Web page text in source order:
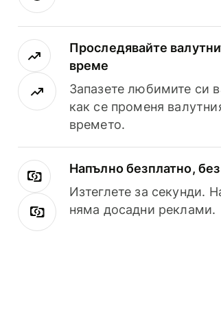
Проследявайте
време
Запазете любимите си
как се променя
времето.
Напълно безплатно,
Изтеглете за секунди.
няма досадни реклами.